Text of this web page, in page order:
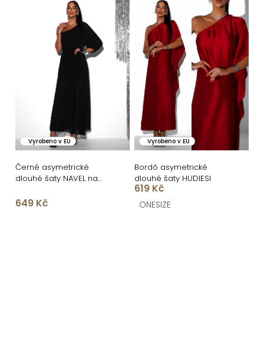
Vyrobeno v EU
Černé asymetrické
dlouhé šaty NAVEL na
649 Kč
Vyrobeno v EU
Bordó asymetrické
dlouhé šaty HUDIESI
619 Kč
ONESIZE